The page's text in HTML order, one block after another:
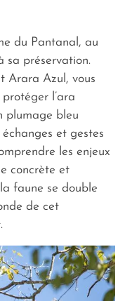
du Pantanal, au
sa préservation.
Arara Azul, vous
l’ara
plumage bleu
et gestes
les enjeux
concrète et
faune se double
de cet